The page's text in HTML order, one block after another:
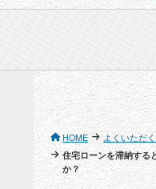
HOME
よくいただ
住宅ローンを滞納する
か？